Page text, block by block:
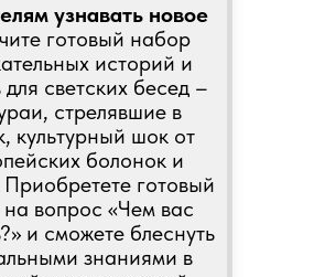
узнавать новое
готовый набор
историй и
светских бесед –
стрелявшие в
культурный шок от
болонок и
Приобретете готовый
на вопрос «Чем вас
и сможете блеснуть
знаниями в